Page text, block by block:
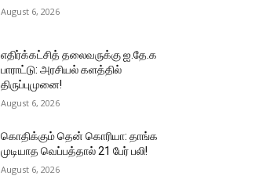
August 6, 2026
எதிர்க்கட்சித் தலைவருக்கு ஐ.தே.க
பாராட்டு: அரசியல் களத்தில்
திருப்புமுனை!
August 6, 2026
கொதிக்கும் தென் கொரியா: தாங்க
முடியாத வெப்பத்தால் 21 பேர் பலி!
August 6, 2026